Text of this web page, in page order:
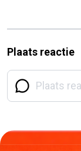
Plaats reactie